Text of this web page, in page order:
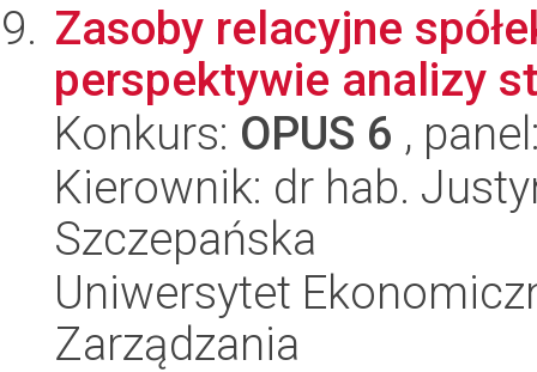
Zasoby relacyjne
perspektywie analizy
Konkurs: OPUS 6 ,
Kierownik: dr hab.
Szczepańska
Uniwersytet
Zarządzania